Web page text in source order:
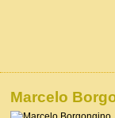
Marcelo